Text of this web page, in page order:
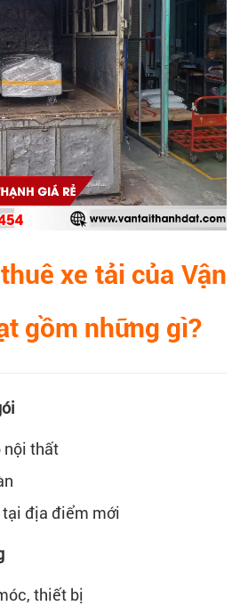
xe tải của Vận
gồm những gì?
nội thất
tại địa điểm mới
thiết bị